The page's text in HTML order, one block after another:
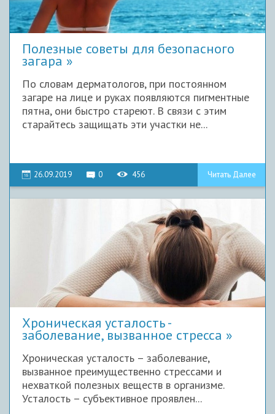
Полезные советы для безопасного
загара
По словам дерматологов, при постоянном
загаре на лице и руках появляются пигментные
пятна, они быстро стареют. В связи с этим
старайтесь защищать эти участки не...
26.09.2019 0 456 Читать Далее
Хроническая усталость -
заболевание, вызванное стресса
Хроническая усталость – заболевание,
вызванное преимущественно стрессами и
нехваткой полезных веществ в организме.
Усталость – субъективное проявлен...